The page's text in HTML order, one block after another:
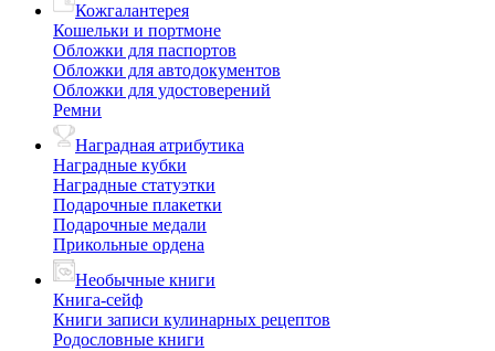
Кожгалантерея
Кошельки и портмоне
Обложки для паспортов
Обложки для автодокументов
Обложки для удостоверений
Ремни
Наградная атрибутика
Наградные кубки
Наградные статуэтки
Подарочные плакетки
Подарочные медали
Прикольные ордена
Необычные книги
Книга-сейф
Книги записи кулинарных рецептов
Родословные книги